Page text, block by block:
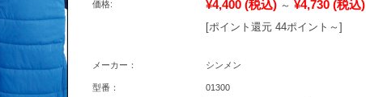
価格: ¥4,400 (税込) ～ ¥4,730 (税込)
[ポイント還元 44ポイント～]
メーカー： シンメン
型番： 01300